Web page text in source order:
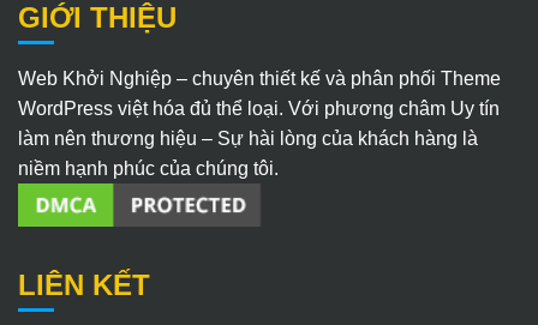
GIỚI THIỆU
Web Khởi Nghiệp – chuyên thiết kế và phân phối Theme
WordPress việt hóa đủ thể loại. Với phương châm Uy tín
làm nên thương hiệu – Sự hài lòng của khách hàng là
niềm hạnh phúc của chúng tôi.
LIÊN KẾT